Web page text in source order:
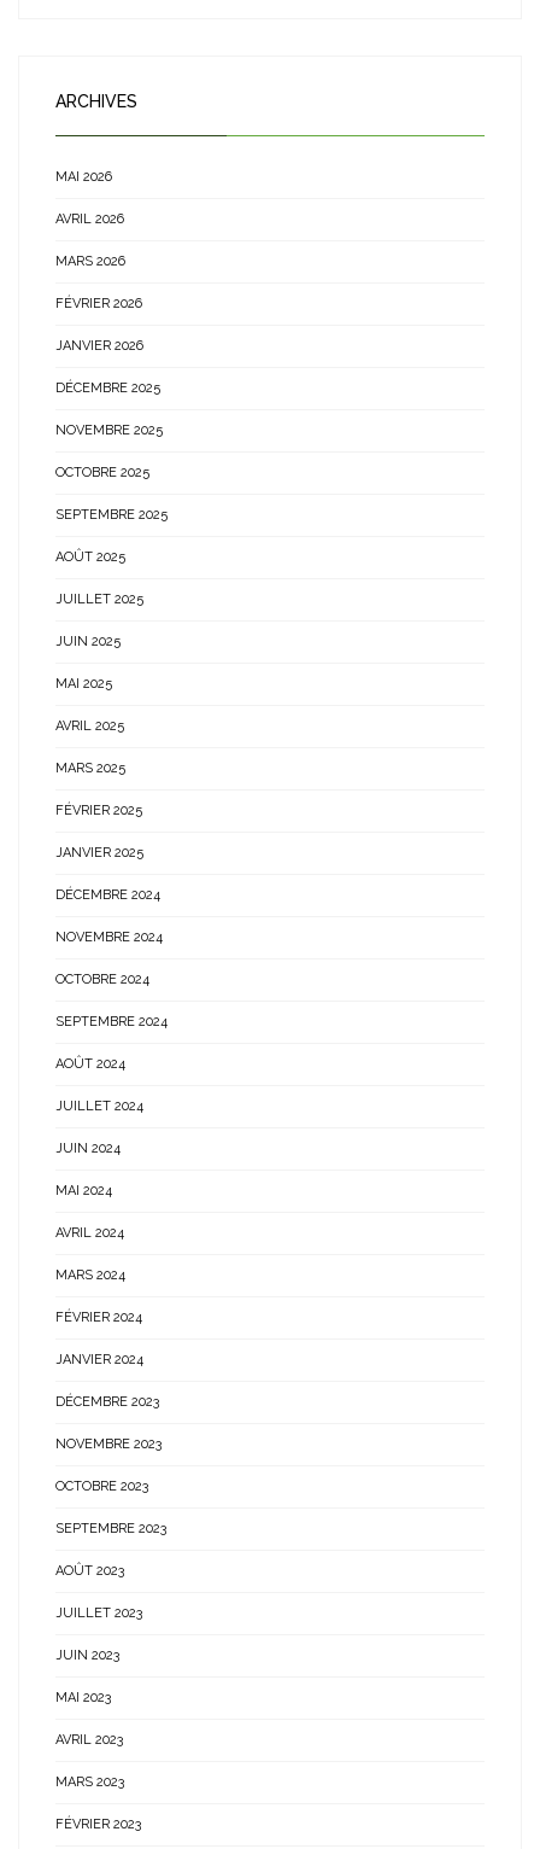
ARCHIVES
MAI 2026
AVRIL 2026
MARS 2026
FÉVRIER 2026
JANVIER 2026
DÉCEMBRE 2025
NOVEMBRE 2025
OCTOBRE 2025
SEPTEMBRE 2025
AOÛT 2025
JUILLET 2025
JUIN 2025
MAI 2025
AVRIL 2025
MARS 2025
FÉVRIER 2025
JANVIER 2025
DÉCEMBRE 2024
NOVEMBRE 2024
OCTOBRE 2024
SEPTEMBRE 2024
AOÛT 2024
JUILLET 2024
JUIN 2024
MAI 2024
AVRIL 2024
MARS 2024
FÉVRIER 2024
JANVIER 2024
DÉCEMBRE 2023
NOVEMBRE 2023
OCTOBRE 2023
SEPTEMBRE 2023
AOÛT 2023
JUILLET 2023
JUIN 2023
MAI 2023
AVRIL 2023
MARS 2023
FÉVRIER 2023